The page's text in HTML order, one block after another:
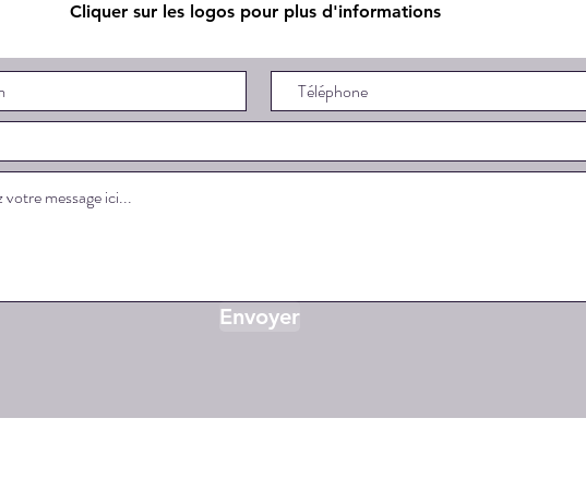
Cliquer sur les logos pour plus d'informations
Envoyer